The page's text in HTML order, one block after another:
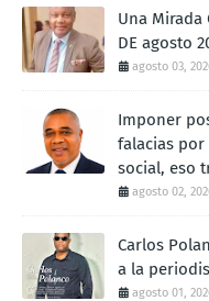
Una Mirada
DE agosto
agosto 03,
Imponer
falacias
social, eso
agosto 02,
Carlos
a la
agosto 01,